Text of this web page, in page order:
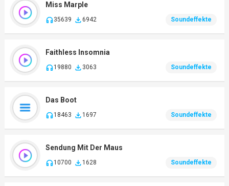
Miss Marple
35639 6942 Soundeffekte
Faithless Insomnia
19880 3063 Soundeffekte
Das Boot
18463 1697 Soundeffekte
Sendung Mit Der Maus
10700 1628 Soundeffekte